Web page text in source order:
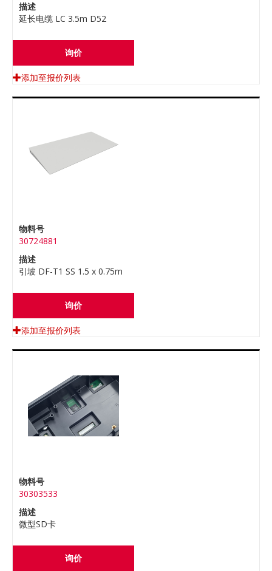
描述
延长电缆 LC 3.5m D52
询价
添加至报价列表
物料号
30724881
描述
引坡 DF-T1 SS 1.5 x 0.75m
询价
添加至报价列表
物料号
30303533
描述
微型SD卡
询价